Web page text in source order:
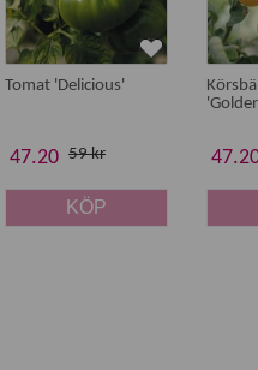
Tomat 'Delicious'
47.20 59 kr
KÖP